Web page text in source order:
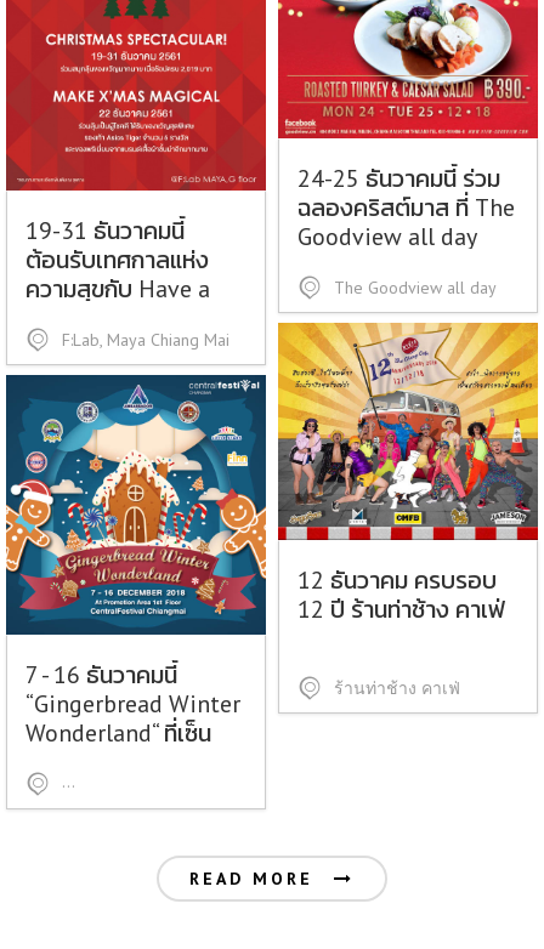
24-25 ธันวาคมนี้ ร่วม
ฉลองคริสต์มาส ที่ The
Goodview all day
The Goodview all day
19-31 ธันวาคมนี้
ต้อนรับเทศกาลแห่ง
ความสุขกับ Have a
with F:Lab, Maya
Chiang Mai
F:Lab, Maya Chiang Mai
12 ธันวาคม ครบรอบ
12 ปี ร้านท่าช้าง คาเฟ่
ร้านท่าช้าง คาเฟ่
7 - 16 ธันวาคมนี้
“Gingerbread Winter
Wonderland“ ที่เซ็น
ศูนย์การค้าเซ็นทรัลเฟสติวัล เชียงใหม่
READ MORE